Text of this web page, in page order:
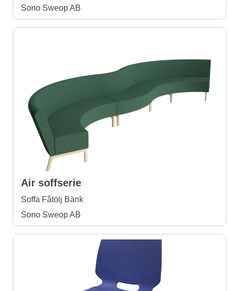
Sono Sweop AB
Air soffserie
Soffa Fåtölj Bänk
Sono Sweop AB